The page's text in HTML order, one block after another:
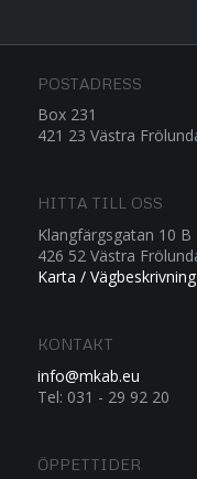
POSTADRESS
Box 231
421 23 Västra
HITTA TILL OSS
Klangfärgsgatan 10 B
426 52 Västra
Karta /
KONTAKT
info@mkab.eu
Tel: 031 - 29 92 20
ÖPPETTIDER